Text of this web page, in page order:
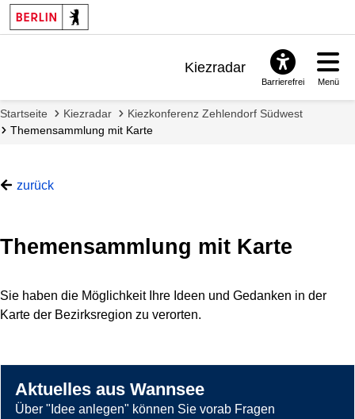
Kiezradar
FAQ & Support
Barrierefrei Menü
Startseite Kiezradar
Kiezkonferenz Zehlendorf Südwest
Themensammlung mit Karte
zurück
Themensammlung mit Karte
Sie haben die Möglichkeit Ihre Ideen und Gedanken in der
Karte der Bezirksregion zu verorten.
Aktuelles aus Wannsee
Über "Idee anlegen" können Sie vorab Fragen
folgt
eine
der
Karte.